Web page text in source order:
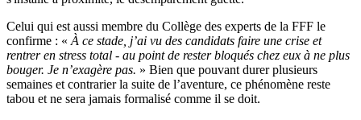
Celui qui est aussi membre du Collège des experts de la FFF le
confirme : « À ce stade, j’ai vu des candidats faire une crise et
rentrer en stress total - au point de rester bloqués chez eux à ne plus
bouger. Je n’exagère pas. » Bien que pouvant durer plusieurs
semaines et contrarier la suite de l’aventure, ce phénomène reste
tabou et ne sera jamais formalisé comme il se doit.